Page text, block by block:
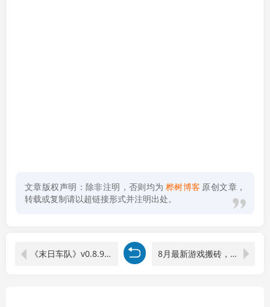
文章版权声明：除非注明，否则均为 桦树博客 原创文章，
转载或复制请以超链接形式并注明出处。
《末日车队》v0.8.9.7中文版 8月最新游戏搬砖，CSGO纯挂机，不需要玩游戏，实现真挂机，月入1W+